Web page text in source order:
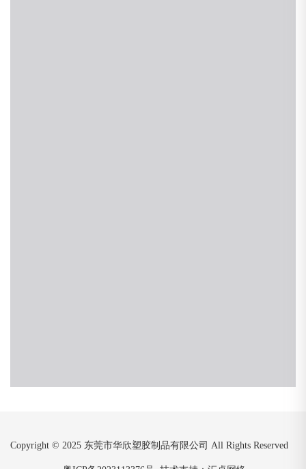
Copyright © 2025 东莞市华欣塑胶制品有限公司 All Rights Reserved